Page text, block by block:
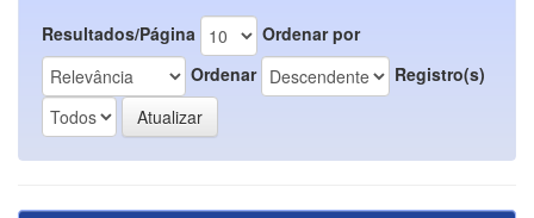
Resultados/Página
Ordenar por
Ordenar
Registro(s)